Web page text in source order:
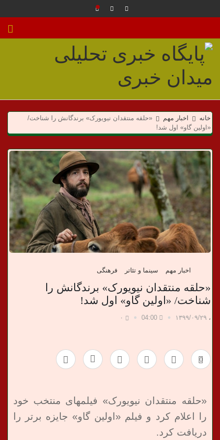
م
ی
د
ا
ن
خ
ب
ی
خانه اخبار مهم
«حلقه منتقدان نیویورک» برندگانش را شناخت/
«اولین گاو» اول شد!
اخبار مهم سینما و تئاتر فرهنگی
«حلقه منتقدان نیویورک» برندگانش را
شناخت/ «اولین گاو» اول شد!
، ۱۳۹۹/۰۹/۲۹ 04:00 ۰
0
«حلقه منتقدان نیویورک» فیلمهای منتخب خود
را اعلام کرد و فیلم «اولین گاو» جایزه برتر را
دریافت کرد.